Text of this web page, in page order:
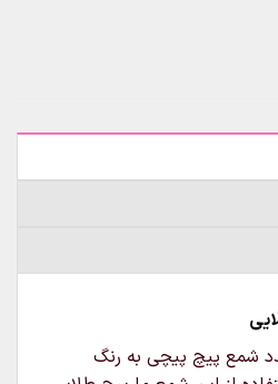
شامل ۸عدد شمع پیچ پیچی به رنگ